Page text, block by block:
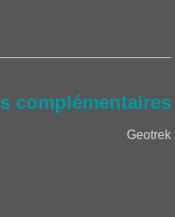
complémentaires
Geotrek